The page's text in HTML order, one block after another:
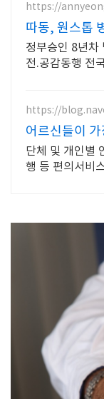
https://
따동, 원스톱
차량 지원
정부승인 8년차
전.공감동행 전
https://
어르신들이
단체 및 개인별
행 등 편의서비